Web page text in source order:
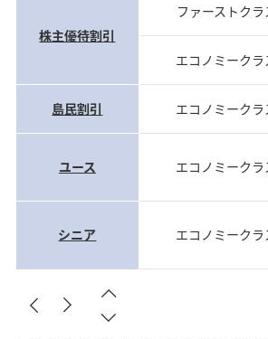
株主優待割引
ファーストクラ
エコノミークラ
島民割引 エコノミークラ
ユース エコノミークラ
シニア エコノミークラ